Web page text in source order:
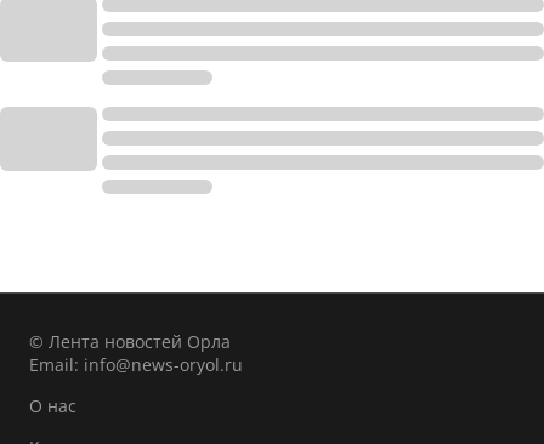
© Лента новостей Орла
Email: info@news-oryol.ru
О нас